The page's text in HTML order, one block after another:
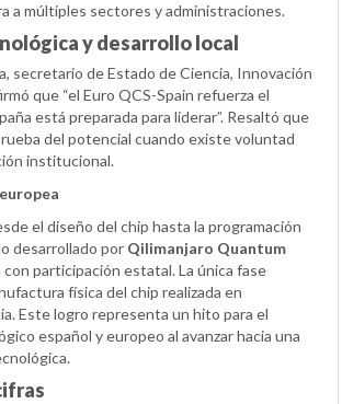
a múltiples sectores y administraciones.
y desarrollo local
secretario de Estado de Ciencia, Innovación
que “el Euro QCS-Spain refuerza el
está preparada para liderar”. Resaltó que
del potencial cuando existe voluntad
institucional.
el diseño del chip hasta la programación
desarrollado por Qilimanjaro Quantum
con participación estatal. La única fase
física del chip realizada en
Este logro representa un hito para el
español y europeo al avanzar hacia una